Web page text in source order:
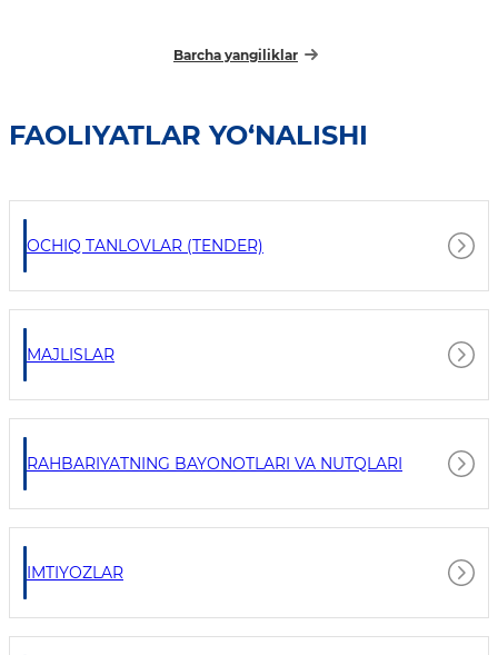
Barcha yangiliklar
FAOLIYATLAR YO‘NALISHI
OCHIQ TANLOVLAR (TENDER)
MAJLISLAR
RAHBARIYATNING BAYONOTLARI VA NUTQLARI
IMTIYOZLAR